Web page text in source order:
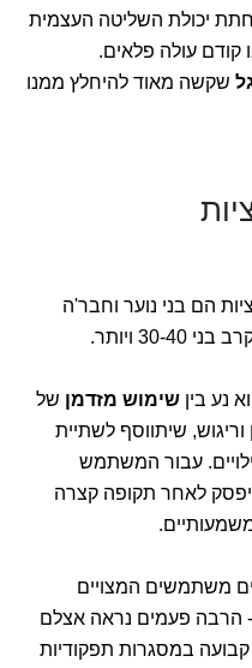
יכולת השליטה העצמית
קודם עולה פלאים.
שקשה מאוד להיחלץ ממנו
הם בני נוער וחבר'ה
ויותר.
נע בין שימוש מזדמן של
שיתווסף לשתיית
עבור המשתמש
לאחר תקופה קצרה
משתמשים המצויים
- הרבה פעמים נראה אצלם
במסגרות תפקודיות